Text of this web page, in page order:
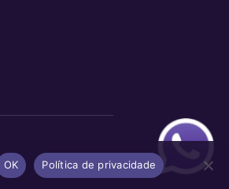
OK Política de privacidade